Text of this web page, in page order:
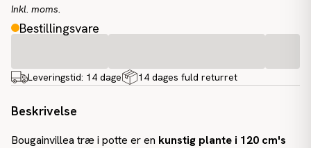
Inkl. moms.
Bestillingsvare
Leveringstid: 14 dage 14 dages fuld returret
Beskrivelse
Bougainvillea træ i potte er en kunstig plante i 120 cm's